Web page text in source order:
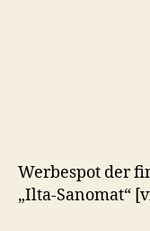
Werbespot der
„Ilta-Sanomat“